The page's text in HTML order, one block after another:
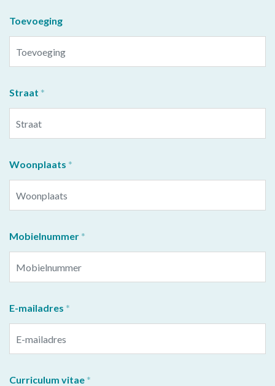
Toevoeging
Straat
Woonplaats
Mobielnummer
E-mailadres
Curriculum vitae